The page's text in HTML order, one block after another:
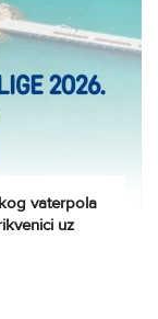
vaterpola
uz